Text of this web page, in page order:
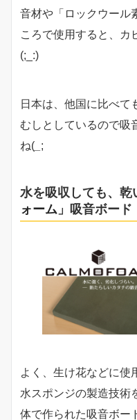
音材や「ロックウール
ころで使用すると、カ
(;_:)
日本は、他国に比べて
むしとしているので吸
ね( ;
水を吸収しても、乾
ォーム 」吸音ボード
よく、生け花などに使
水スポンジの製造技術
体で作られた吸音ボー